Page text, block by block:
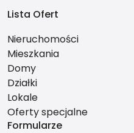
Lista Ofert
Nieruchomości
Mieszkania
Domy
Działki
Lokale
Oferty specjalne
Formularze